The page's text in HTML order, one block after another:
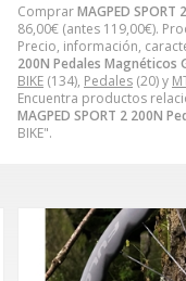
ComprarMAGPED
86,00€ (antes 119,00€).
Precio, información,
200N Pedales Magnéticos
BIKE (134), Pedales (20) y
Encuentra productos
MAGPED SPORT 2 200N
BIKE".